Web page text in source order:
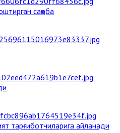
саҳоба
тарғиботчиларига айланади